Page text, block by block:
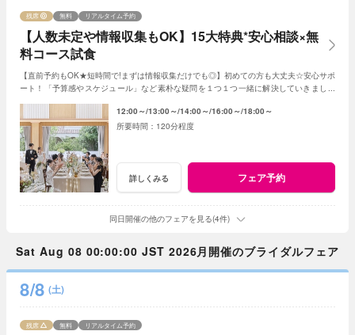
【人数未定や情報収集もOK】15大特典*安心相談×無
料コース試食
残席 無料 リアルタイム予約
【直前予約もOK★短時間で!まずは情報収集だけでも◎】初めての方も大丈夫☆安心サポ
ート！「予算感やスケジュール」など素朴な疑問を１つ１つ一緒に解決していきましょ
12:00～ 13:00～ 14:00～ 16:00～ 18:00～
120分程度
詳しくみる フェア予約
同日開催の他のフェアを見る(4件)
Sat Aug 08 00:00:00 JST 2026月開催のブライダルフェア
8/8 (土)
残席 無料 リアルタイム予約